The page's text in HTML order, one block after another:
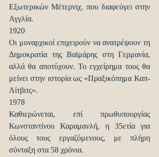
Εξωτερικών Μέτερνιχ, που διαφεύγει στην
Αγγλία.
1920
Οι μοναρχικοί επιχειρούν να ανατρέψουν τη
Δημοκρατία της Βαϊμάρης στη Γερμανία,
αλλά θα αποτύχουν. Το εγχείρημα τους θα
μείνει στην ιστορία ως «Πραξικόπημα Καπ-
Λίτβιτς».
1978
Καθιερώνεται, επί πρωθυπουργίας
Κωνσταντίνου Καραμανλή, η 35ετία για
όλους τους εργαζόμενους, με πλήρη
σύνταξη στα 58 χρόνια.